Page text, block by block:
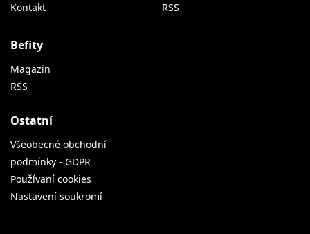
Kontakt
RSS
Befity
Magazin
RSS
Ostatní
Všeobecné obchodní
podmínky - GDPR
Používaní cookies
Nastavení soukromí